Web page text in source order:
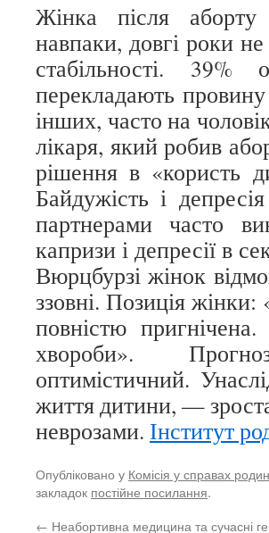
Жінка після
навпаки, довгі роки
стабільності.
перекладають
інших, часто на
лікаря, який робив
рішення в «користь
Байдужість і
партнерами часто
капризи і депресії в
Вюрцбурзі жінок
ззовні. Позиція
повністю
хвороби».
оптимістичний.
життя дитини, —
неврозами. Інститут
Опубліковано у Комісія у справах
закладок постійне посилання.
← Неабортивна медицина та сучасні